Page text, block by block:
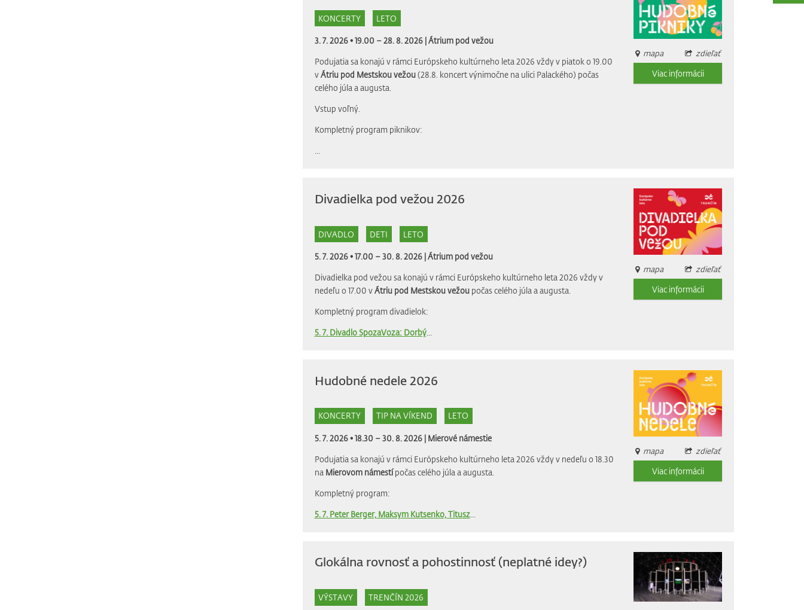
KONCERTY LETO
3. 7. 2026 • 19.00 – 28. 8. 2026 |Átrium pod vežou
Podujatia sa konajú v rámci Európskeho kultúrneho leta 2026 vždy v piatok o 19.00
vÁtriu pod Mestskou vežou(28.8. koncert výnimočne na ulici Palackého) počas
celého júla a augusta.
Vstup voľný.
Kompletný program piknikov:
mapa
zdieľať
Viac informácii
Divadielka pod vežou 2026
DIVADLO DETI LETO
5. 7. 2026 • 17.00 – 30. 8. 2026 |Átrium pod vežou
Divadielka pod vežou sa konajú v rámci Európskeho kultúrneho leta 2026 vždy v
nedeľu o 17.00 vÁtriu pod Mestskou vežoupočas celého júla a augusta.
Kompletný program divadielok:
5. 7. Divadlo SpozaVoza: Dorbý...
mapa
zdieľať
Viac informácii
Hudobné nedele 2026
KONCERTY TIP NA VÍKEND LETO
5. 7. 2026 • 18.30 – 30. 8. 2026 | Mierové námestie
Podujatia sa konajú v rámci Európskeho kultúrneho leta 2026 vždy v nedeľu o 18.30
na Mierovom námestípočas celého júla a augusta.
Kompletný program:
5. 7. Peter Berger, Maksym Kutsenko, Titusz...
mapa
zdieľať
Viac informácii
Glokálna rovnosť a pohostinnosť (neplatné idey?)
VÝSTAVY TRENČÍN 2026